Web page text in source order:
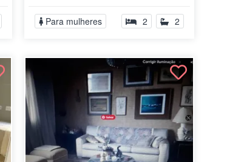
faze...
Para mulheres 2 2